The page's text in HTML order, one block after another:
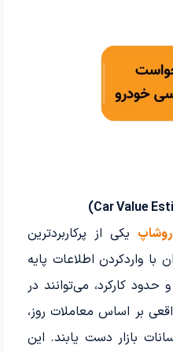
یکی از پرکاربردترین
با واردکردن اطلاعات پایه
کارکرد، می‌توانند در
بر اساس معاملات روز،
بازار دست یابند. این